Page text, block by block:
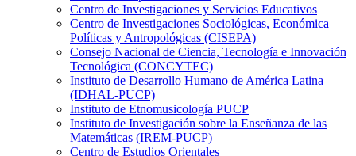
Centro de Investigaciones y Servicios Educativos
Centro de Investigaciones Sociológicas, Económica
Políticas y Antropológicas (CISEPA)
Consejo Nacional de Ciencia, Tecnología e Innovación
Tecnológica (CONCYTEC)
Instituto de Desarrollo Humano de América Latina
(IDHAL-PUCP)
Instituto de Etnomusicología PUCP
Instituto de Investigación sobre la Enseñanza de las
Matemáticas (IREM-PUCP)
Centro de Estudios Orientales